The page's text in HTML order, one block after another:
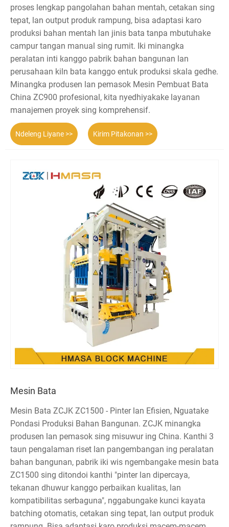
proses lengkap pangolahan bahan mentah, cetakan sing
tepat, lan output produk rampung, bisa adaptasi karo
produksi bahan mentah lan jinis bata tanpa mbutuhake
campur tangan manual sing rumit. Iki minangka
peralatan inti kanggo pabrik bahan bangunan lan
perusahaan kiln bata kanggo entuk produksi skala gedhe.
Minangka produsen lan pemasok Mesin Pembuat Bata
China ZC900 profesional, kita nyedhiyakake layanan
manajemen proyek sing komprehensif.
Ndeleng Liyane >> Kirim Pitakonan >>
Mesin Bata
Mesin Bata ZCJK ZC1500 - Pinter lan Efisien, Nguatake
Pondasi Produksi Bahan Bangunan. ZCJK minangka
produsen lan pemasok sing misuwur ing China. Kanthi 3
taun pengalaman riset lan pangembangan ing peralatan
bahan bangunan, pabrik iki wis ngembangake mesin bata
ZC1500 sing ditondoi kanthi "pinter lan dipercaya,
tekanan dhuwur kanggo perbaikan kualitas, lan
kompatibilitas serbaguna", nggabungake kunci kayata
batching otomatis, cetakan sing tepat, lan output produk